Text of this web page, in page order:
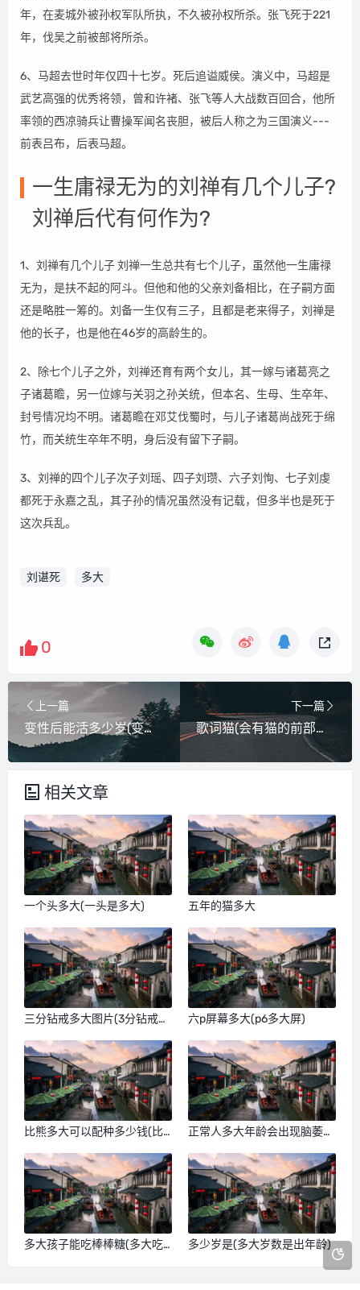
年，在麦城外被孙权军队所执，不久被孙权所杀。张飞死于221
年，伐吴之前被部将所杀。
6、马超去世时年仅四十七岁。死后追谥威侯。演义中，马超是
武艺高强的优秀将领，曾和许褚、张飞等人大战数百回合，他所
率领的西凉骑兵让曹操军闻名丧胆，被后人称之为三国演义---
前表吕布，后表马超。
一生庸禄无为的刘禅有几个儿子?
刘禅后代有何作为?
1、刘禅有几个儿子 刘禅一生总共有七个儿子，虽然他一生庸禄
无为，是扶不起的阿斗。但他和他的父亲刘备相比，在子嗣方面
还是略胜一筹的。刘备一生仅有三子，且都是老来得子，刘禅是
他的长子，也是他在46岁的高龄生的。
2、除七个儿子之外，刘禅还育有两个女儿，其一嫁与诸葛亮之
子诸葛瞻，另一位嫁与关羽之孙关统，但本名、生母、生卒年、
封号情况均不明。诸葛瞻在邓艾伐蜀时，与儿子诸葛尚战死于绵
竹，而关统生卒年不明，身后没有留下子嗣。
3、刘禅的四个儿子次子刘瑶、四子刘瓒、六子刘恂、七子刘虔
都死于永嘉之乱，其子孙的情况虽然没有记载，但多半也是死于
这次兵乱。
刘谌死 多大
0
上一篇
变性后能活多少岁(变性后能活多大)
下一篇
歌词猫(会有猫的前部分歌词)
相关文章
一个头多大(一头是多大) 五年的猫多大
三分钻戒多大图片(3分钻戒是
六p屏幕多大(p6多大屏)
比熊多大可以配种多少钱(比
正常人多大年龄会出现脑萎缩
多大孩子能吃棒棒糖(多大吃
多少岁是(多大岁数是出年龄)